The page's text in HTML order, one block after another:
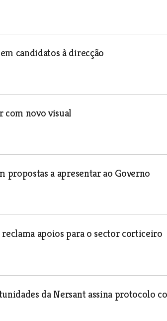
candidatos à direcção
com novo visual
propostas a apresentar ao Governo
apoios para o sector corticeiro
da Nersant assina protocolo